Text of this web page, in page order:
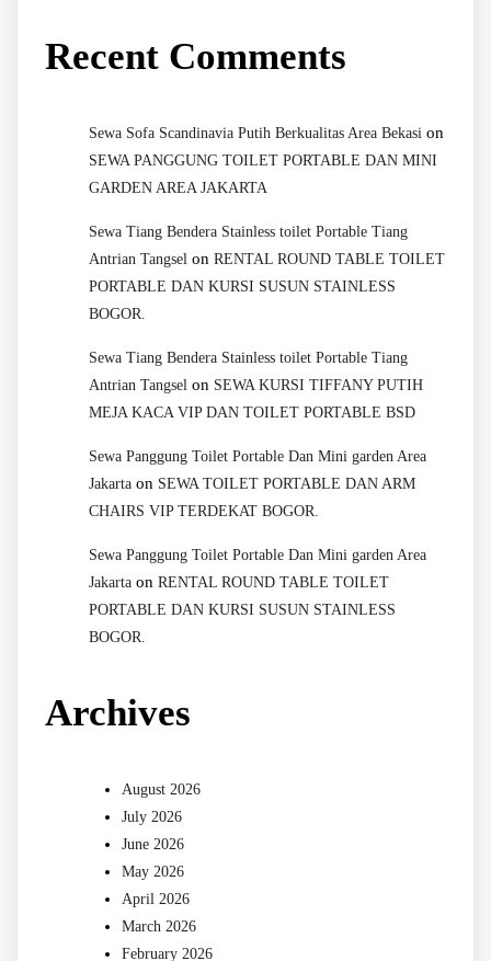
Recent Comments
Sewa Sofa Scandinavia Putih Berkualitas Area Bekasi on
SEWA PANGGUNG TOILET PORTABLE DAN MINI
GARDEN AREA JAKARTA
Sewa Tiang Bendera Stainless toilet Portable Tiang
Antrian Tangsel on RENTAL ROUND TABLE TOILET
PORTABLE DAN KURSI SUSUN STAINLESS
BOGOR.
Sewa Tiang Bendera Stainless toilet Portable Tiang
Antrian Tangsel on SEWA KURSI TIFFANY PUTIH
MEJA KACA VIP DAN TOILET PORTABLE BSD
Sewa Panggung Toilet Portable Dan Mini garden Area
Jakarta on SEWA TOILET PORTABLE DAN ARM
CHAIRS VIP TERDEKAT BOGOR.
Sewa Panggung Toilet Portable Dan Mini garden Area
Jakarta on RENTAL ROUND TABLE TOILET
PORTABLE DAN KURSI SUSUN STAINLESS
BOGOR.
Archives
August 2026
July 2026
June 2026
May 2026
April 2026
March 2026
February 2026